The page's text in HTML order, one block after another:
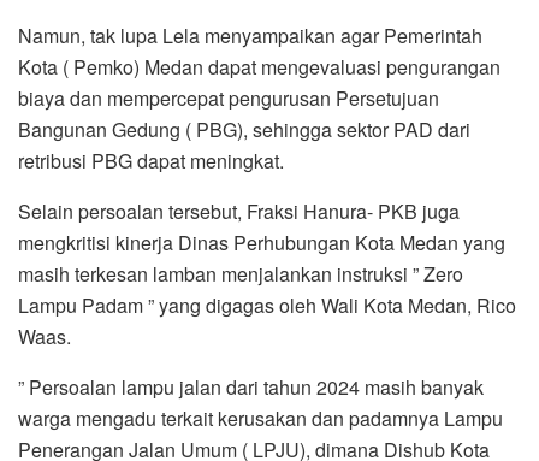
Namun, tak lupa Lela menyampaikan agar Pemerintah
Kota ( Pemko) Medan dapat mengevaluasi pengurangan
biaya dan mempercepat pengurusan Persetujuan
Bangunan Gedung ( PBG), sehingga sektor PAD dari
retribusi PBG dapat meningkat.
Selain persoalan tersebut, Fraksi Hanura- PKB juga
mengkritisi kinerja Dinas Perhubungan Kota Medan yang
masih terkesan lamban menjalankan instruksi ” Zero
Lampu Padam ” yang digagas oleh Wali Kota Medan, Rico
Waas.
” Persoalan lampu jalan dari tahun 2024 masih banyak
warga mengadu terkait kerusakan dan padamnya Lampu
Penerangan Jalan Umum ( LPJU), dimana Dishub Kota